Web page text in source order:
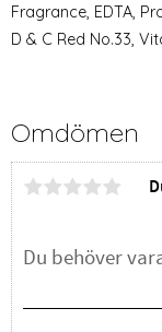
Fragrance, EDTA,
D & C Red No.33,
Omdömen